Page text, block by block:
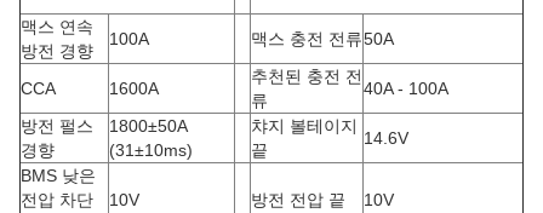
맥스 연속
방전 경향
100A 맥스 충전 전류50A
CCA 1600A
추천된 충전 전
류
40A - 100A
방전 펄스
경향
1800±50A
(31±10ms)
챠지 볼테이지
끝
14.6V
BMS 낮은
전압 차단
10V 방전 전압 끝 10V